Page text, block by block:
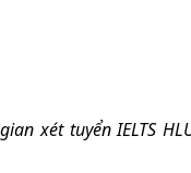
xét tuyển IELTS